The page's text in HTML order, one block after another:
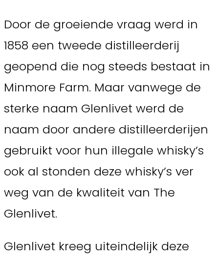
Door de groeiende vraag werd in
1858 een tweede distilleerderij
geopend die nog steeds bestaat in
Minmore Farm. Maar vanwege de
sterke naam Glenlivet werd de
naam door andere distilleerderijen
gebruikt voor hun illegale whisky’s
ook al stonden deze whisky’s ver
weg van de kwaliteit van The
Glenlivet.
Glenlivet kreeg uiteindelijk deze